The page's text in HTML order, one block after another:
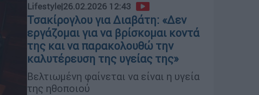
Lifestyle|26.02.2026 12:43
Τσακίρογλου για Διαβάτη: «Δεν
εργάζομαι για να βρίσκομαι κοντά
της και να παρακολουθώ την
καλυτέρευση της υγείας της»
Βελτιωμένη φαίνεται να είναι η υγεία
της ηθοποιού